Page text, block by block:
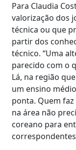
Para Claudia
valorização dos
técnica ou que
partir dos
técnico. “Uma
parecido com o
Lá, na região
um ensino
ponta. Quem
na área não
coreano para